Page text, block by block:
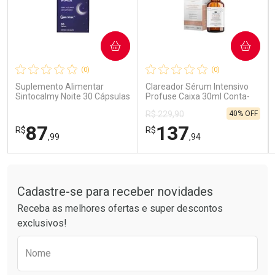
Comprar sem Desconto
Por R$ 59,58/cada
Comprar sem Desconto
Por R$ 59,58/cada
Comprar sem Desconto
Por R$ 189,99/cada
Comprar sem Desconto
Por R$ 189,99/cada
(0)
Suplemento Alimentar
Sintocalmy Noite 30 Cápsulas
R$87,99
COMPRAR
Laboratório
Por Menos
(0)
Clareador Sérum Intensivo
Profuse Caixa 30ml Conta-
R$ 229,90
R$137,94
40% OFF
COMPRAR
Laboratório
Por Menos
Cadastre-se para receber novidades
Receba as melhores ofertas e super descontos
exclusivos!
Nome